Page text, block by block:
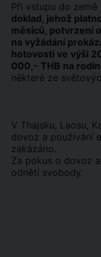
Při vstupu do
doklad, jehož
měsíců, potvrzení
na vyžádání
hotovosti ve výši
000,- THB na
některé ze
V Thajsku, Laosu,
dovoz a používání
zakázáno.
Za pokus o dovoz
odnětí svobody.